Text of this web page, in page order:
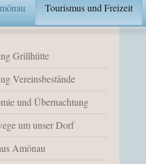
Tourismus und Freizeit
Grillhütte
Vereinsbestände
und Übernachtung
um unser Dorf
Amönau